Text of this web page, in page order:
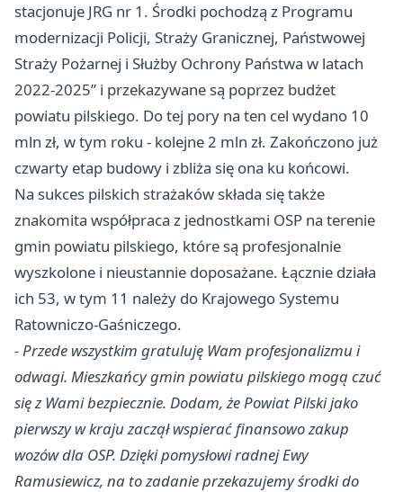
stacjonuje JRG nr 1. Środki pochodzą z Programu
modernizacji Policji, Straży Granicznej, Państwowej
Straży Pożarnej i Służby Ochrony Państwa w latach
2022-2025” i przekazywane są poprzez budżet
powiatu pilskiego. Do tej pory na ten cel wydano 10
mln zł, w tym roku - kolejne 2 mln zł. Zakończono już
czwarty etap budowy i zbliża się ona ku końcowi.
Na sukces pilskich strażaków składa się także
znakomita współpraca z jednostkami OSP na terenie
gmin powiatu pilskiego, które są profesjonalnie
wyszkolone i nieustannie doposażane. Łącznie działa
ich 53, w tym 11 należy do Krajowego Systemu
Ratowniczo-Gaśniczego.
- Przede wszystkim gratuluję Wam profesjonalizmu i
odwagi. Mieszkańcy gmin powiatu pilskiego mogą czuć
się z Wami bezpiecznie. Dodam, że Powiat Pilski jako
pierwszy w kraju zaczął wspierać finansowo zakup
wozów dla OSP. Dzięki pomysłowi radnej Ewy
Ramusiewicz, na to zadanie przekazujemy środki do